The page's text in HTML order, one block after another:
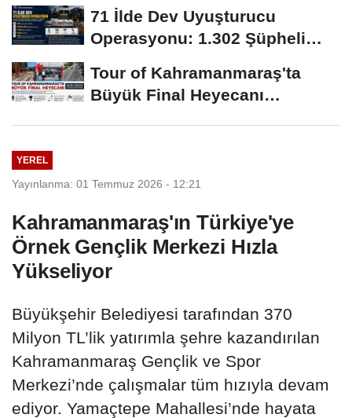
71 İlde Dev Uyuşturucu
Operasyonu: 1.302 Şüpheli
Tour of Kahramanmaraş'ta
Büyük Final Heyecanı
YEREL
Yayınlanma: 01 Temmuz 2026 - 12:21
Kahramanmaraş'ın Türkiye'ye
Örnek Gençlik Merkezi Hızla
Yükseliyor
Büyükşehir Belediyesi tarafından 370
Milyon TL’lik yatırımla şehre kazandırılan
Kahramanmaraş Gençlik ve Spor
Merkezi’nde çalışmalar tüm hızıyla devam
ediyor. Yamaçtepe Mahallesi’nde hayata